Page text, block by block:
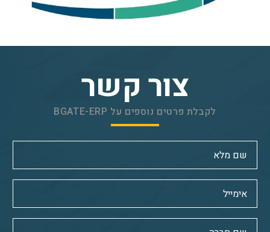
צור קשר
לקבלת פרטים נוספים על BGATE-ERP